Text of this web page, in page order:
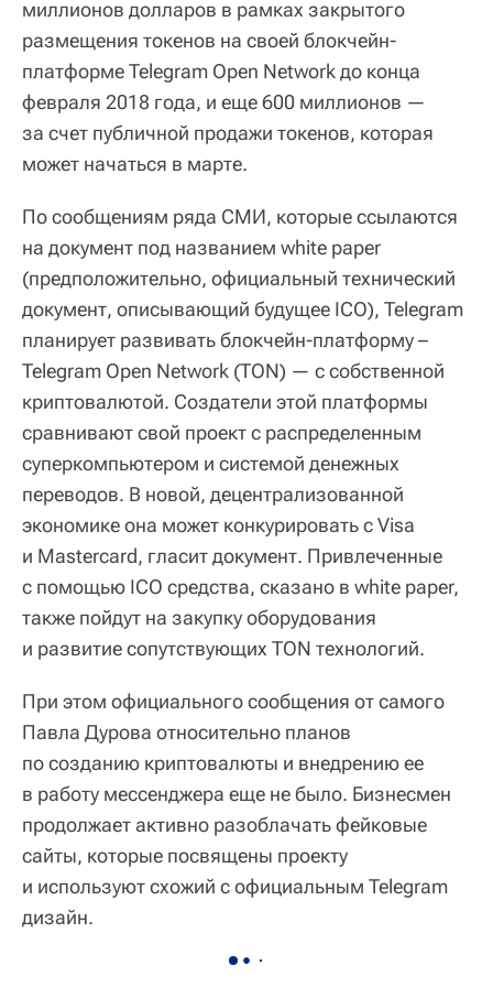
миллионов долларов в рамках закрытого
размещения токенов на своей блокчейн-
платформе Telegram Open Network до конца
февраля 2018 года, и еще 600 миллионов —
за счет публичной продажи токенов, которая
может начаться в марте.
По сообщениям ряда СМИ, которые ссылаются
на документ под названием white paper
(предположительно, официальный технический
документ, описывающий будущее ICO), Telegram
планирует развивать блокчейн-платформу –
Telegram Open Network (TON) — c собственной
криптовалютой. Создатели этой платформы
сравнивают свой проект с распределенным
суперкомпьютером и системой денежных
переводов. В новой, децентрализованной
экономике она может конкурировать с Visa
и Mastercard, гласит документ. Привлеченные
с помощью ICO средства, сказано в white paper,
также пойдут на закупку оборудования
и развитие сопутствующих TON технологий.
При этом официального сообщения от самого
Павла Дурова относительно планов
по созданию криптовалюты и внедрению ее
в работу мессенджера еще не было. Бизнесмен
продолжает активно разоблачать фейковые
сайты, которые посвящены проекту
и используют схожий с официальным Telegram
дизайн.